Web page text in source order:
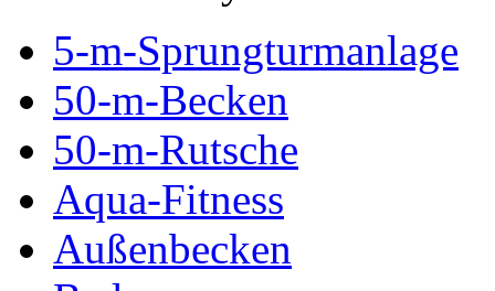
5-m-Sprungturmanlage
50-m-Becken
50-m-Rutsche
Aqua-Fitness
Außenbecken